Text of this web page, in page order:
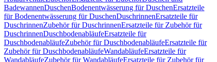
BadewannenDuschenBodenentwässerung für DuschenErsatzteile
für Bodenentwässerung für DuschenDuschrinnenErsatzteile für
DuschrinnenZubehör für DuschrinnenErsatzteile für Zubehör für
DuschrinnenDuschbodenabläufeErsatzteile für
DuschbodenabläufeZubehör für DuschbodenabläufeErsatzteile für
Zubehör für DuschbodenabläufeWandabläufeErsatzteile für
WandabläufeZubehör für WandabläufeErsatzteile für Zubehör für